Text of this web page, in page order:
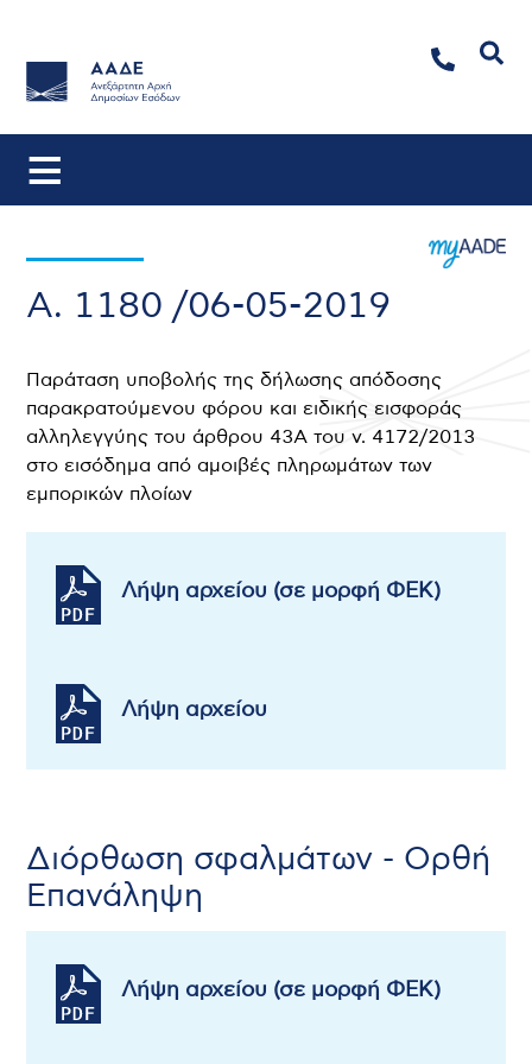
Α. 1180 /06-05-2019
Παράταση υποβολής της δήλωσης απόδοσης
παρακρατούμενου φόρου και ειδικής εισφοράς
αλληλεγγύης του άρθρου 43Α του ν. 4172/2013
στο εισόδημα από αμοιβές πληρωμάτων των
εμπορικών πλοίων
Λήψη αρχείου (σε μορφή ΦΕΚ)
Λήψη αρχείου
Διόρθωση σφαλμάτων - Ορθή
Επανάληψη
Λήψη αρχείου (σε μορφή ΦΕΚ)